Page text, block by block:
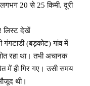
लगभग 20 से 25 किमी. दूरी
लिस्ट देखें
गंगटाडी (बड़कोट) गांव में
रहा था। तभी अचानक
में ही गिर गए। उसी समय
थी।